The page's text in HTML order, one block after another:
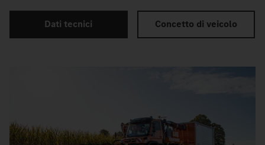
Dati tecnici Concetto di veicolo